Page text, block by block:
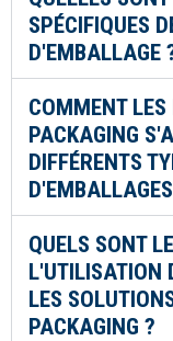
SPÉCIFIQUES
D'EMBALLAGE
COMMENT
PACKAGING
DIFFÉRENTS
QUELS SONT
L'UTILISATION
LES
PACKAGING ?